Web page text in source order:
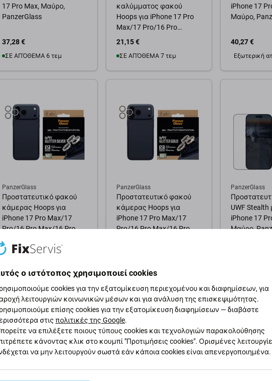
17 Pro Max, Μαύρο,
PanzerGlass
37,28 €
ΣΕ ΑΠΌΘΕΜΑ 6 τεμ
καλύμματος φακού
Hoops για iPhone 17 Pro
Max/17 Pro/16 Pro
Max/16 Pro, μαύρο
21,15 €
ΣΕ ΑΠΌΘΕΜΑ 7 τεμ
iPhone 17
Μαύρο,
40,27 €
Εξωτερική
PanzerGlass
Προστατευτικό φακού
κάμερας Hoops για
iPhone 17 Pro Max/17
Pro/16 Pro Max/16 Pro,
20,11 €
Εξωτερική αποθήκη
Προσθήκη στο καλάθι
PanzerGlass
Προστατευτικό φακού
κάμερας Hoops για
iPhone 17 Pro Max/17
Pro/16 Pro Max/16 Pro,
Εξωτερική αποθήκη
Προσθήκη στο καλάθι
PanzerGlass
UWF Stealth
iPhone 17
Μαύρο,
Προσθήκη
ο ιστότοπος χρησιμοποιεί cookies
cookies για την εξατομίκευση περιεχομένου και διαφημίσεων, για
λειτουργιών κοινωνικών μέσων και για ανάλυση της επισκεψιμότητας.
επίσης cookies για την εξατομίκευση διαφημίσεων — διαβάστε
στις πολιτικές της Google.
να επιλέξετε ποιους τύπους cookies και τεχνολογιών παρακολούθησης
κάνοντας κλικ στο κουμπί "Προτιμήσεις cookies". Ορισμένες
να μην λειτουργούν σωστά εάν κάποια cookies είναι απενεργοποιημένα.